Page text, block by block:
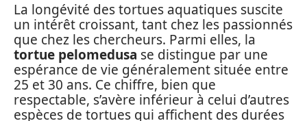
La longévité des tortues aquatiques suscite
un intérêt croissant, tant chez les passionnés
que chez les chercheurs. Parmi elles, la
tortue pelomedusa se distingue par une
espérance de vie généralement située entre
25 et 30 ans. Ce chiffre, bien que
respectable, s’avère inférieur à celui d’autres
espèces de tortues qui affichent des durées